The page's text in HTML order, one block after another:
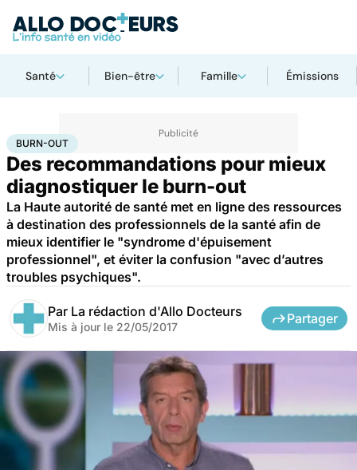
Santé Bien-être Famille Émissions
AccueilSanté Burn-out
BURN-OUT
Des recommandations pour mieux
diagnostiquer le burn-out
La Haute autorité de santé met en ligne des ressources
à destination des professionnels de la santé afin de
mieux identifier le "syndrome d'épuisement
professionnel", et éviter la confusion "avec d’autres
troubles psychiques".
Par La rédaction d'Allo Docteurs
Mis à jour le 22/05/2017
Partager